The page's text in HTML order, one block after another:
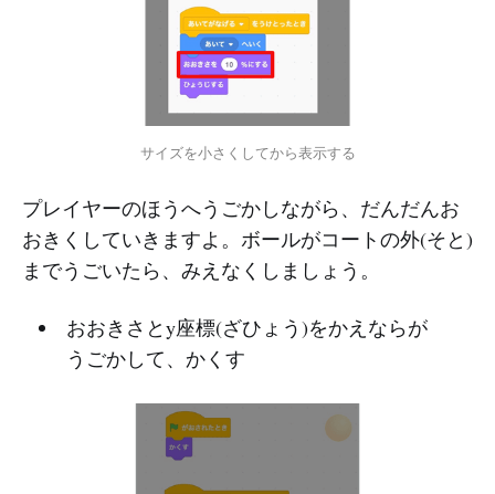
サイズを小さくしてから表示する
プレイヤーのほうへうごかしながら、だんだんお
おきくしていきますよ。ボールがコートの外(そと)
までうごいたら、みえなくしましょう。
おおきさとy座標(ざひょう)をかえならが
うごかして、かくす